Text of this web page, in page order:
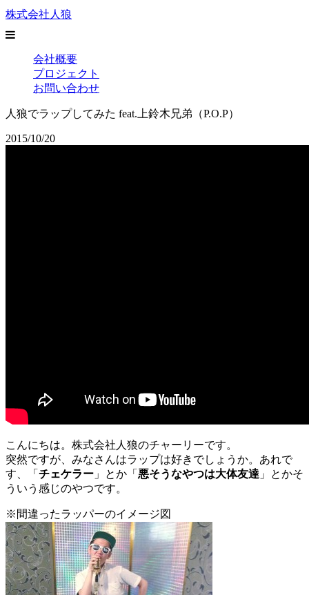
株式会社人狼
会社概要
プロジェクト
お問い合わせ
人狼でラップしてみた feat.上鈴木兄弟（P.O.P）
2015/10/20
こんにちは。株式会社人狼のチャーリーです。
突然ですが、みなさんはラップは好きでしょうか。あれで
す、「 チェケラー 」とか「 悪そうなやつは大体友達 」とかそ
ういう感じのやつです。
※間違ったラッパーのイメージ図